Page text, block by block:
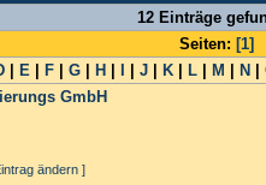
12 Einträge
Seiten: [1]
E F G H J K L M N
GmbH
ändern ]